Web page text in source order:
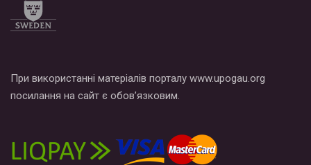
При використанні матеріалів порталу www.upogau.org
посилання на сайт є обов’язковим.